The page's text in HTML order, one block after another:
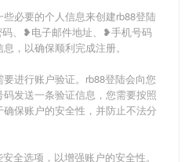
必要的个人信息来创建rb88登陆
、❥电子邮件地址、❥手机号码
，以确保顺利完成注册。
进行账户验证。rb88登陆会向您
发送一条验证信息，您需要按照
保账户的安全性，并防止不法分
全选项，以增强账户的安全性。